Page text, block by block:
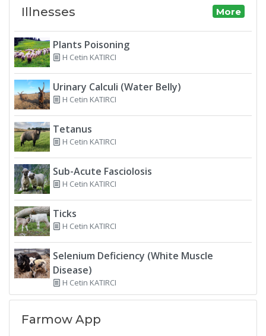
Illnesses More
Plants Poisoning
H Cetin KATIRCI
Urinary Calculi (Water Belly)
H Cetin KATIRCI
Tetanus
H Cetin KATIRCI
Sub-Acute Fasciolosis
H Cetin KATIRCI
Ticks
H Cetin KATIRCI
Selenium Deficiency (White Muscle
Disease)
H Cetin KATIRCI
Farmow App